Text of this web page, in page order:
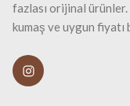
fazlası orijinal
kumaş ve uygun